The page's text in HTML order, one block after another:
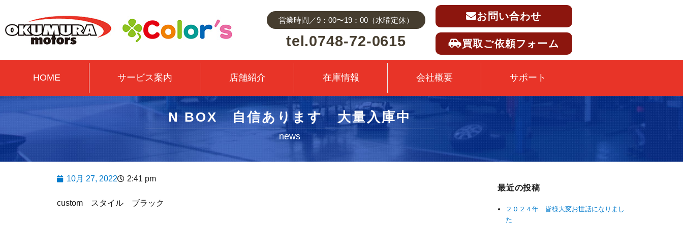
営業時間／9：00〜19：00（水曜定休）
tel.0748-72-0615
お問い合わせ
買取ご依頼フォーム
HOME サービス案内 店舗紹介 在庫情報 会社概要 サポート
N BOX 自信あります 大量入庫中
news
10月 27, 2022 2:41 pm
custom スタイル ブラック
最近の投稿
２０２４年 皆様大変お世話になりまし
た